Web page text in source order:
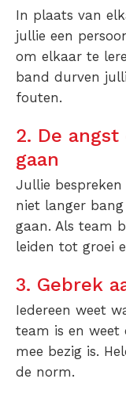
In plaats van
jullie een
om elkaar te
band durven
fouten.
2. De
gaan
Jullie
niet langer
gaan. Als team
leiden tot groei
3. Gebrek
Iedereen weet
team is en weet
mee bezig is.
de norm.